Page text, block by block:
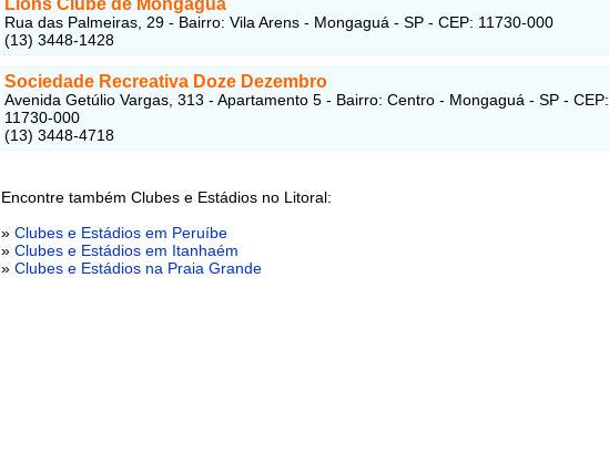
Rua das Palmeiras, 29 - Bairro: Vila Arens - Mongaguá - SP - CEP: 11730-000
(13) 3448-1428
Sociedade Recreativa Doze Dezembro
Avenida Getúlio Vargas, 313 - Apartamento 5 - Bairro: Centro - Mongaguá - SP - CEP:
11730-000
(13) 3448-4718
Encontre também Clubes e Estádios no Litoral:
» Clubes e Estádios em Peruíbe
» Clubes e Estádios em Itanhaém
» Clubes e Estádios na Praia Grande